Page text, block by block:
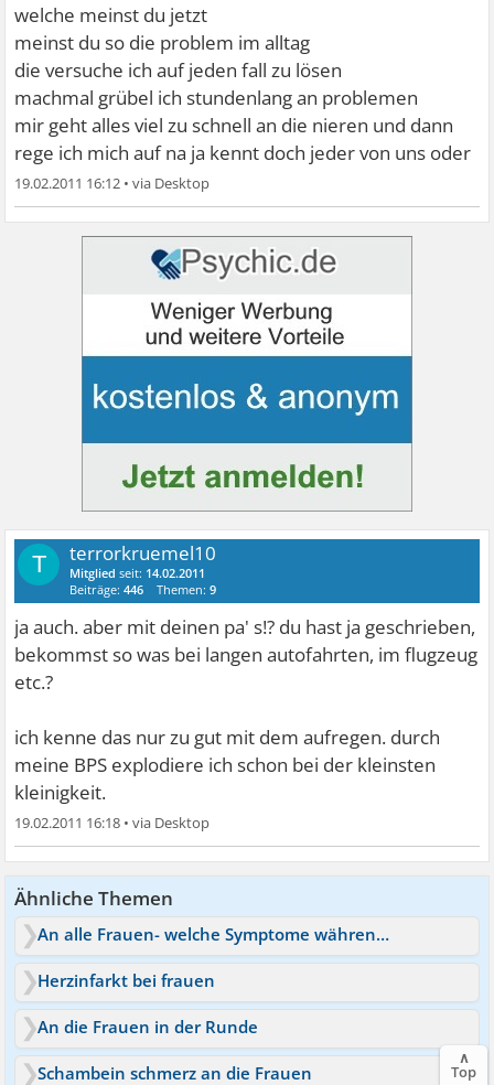
welche meinst du jetzt
meinst du so die problem im alltag
die versuche ich auf jeden fall zu lösen
machmal grübel ich stundenlang an problemen
mir geht alles viel zu schnell an die nieren und dann
rege ich mich auf na ja kennt doch jeder von uns oder
19.02.2011 16:12 •
T terrorkruemel10
Mitglied seit: 14.02.2011
Beiträge:446 Themen:9
ja auch. aber mit deinen pa' s!? du hast ja geschrieben,
bekommst so was bei langen autofahrten, im flugzeug
etc.?
ich kenne das nur zu gut mit dem aufregen. durch
meine BPS explodiere ich schon bei der kleinsten
kleinigkeit.
19.02.2011 16:18 •
Ähnliche Themen
An alle Frauen- welche Symptome während Periode
Herzinfarkt bei frauen
An die Frauen in der Runde
Schambein schmerz an die Frauen
∧
Top